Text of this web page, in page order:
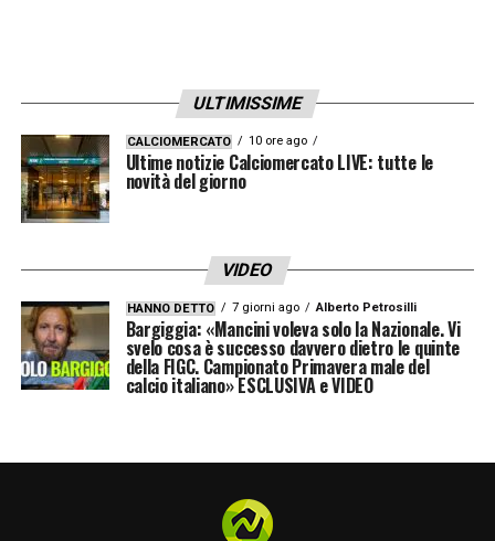
quotamaggiorataofferta ai nuovi clienti
tramite link.
La stessa giocata è quotata 1.08 suSnai
ULTIMISSIME
CALCIOMERCATO 10 ore ago
Ultime notizie Calciomercato LIVE: tutte le
novità del giorno
VIDEO
HANNO DETTO 7 giorni ago Alberto Petrosilli
Bargiggia: «Mancini voleva solo la Nazionale. Vi
svelo cosa è successo davvero dietro le quinte
della FIGC. Campionato Primavera male del
calcio italiano» ESCLUSIVA e VIDEO